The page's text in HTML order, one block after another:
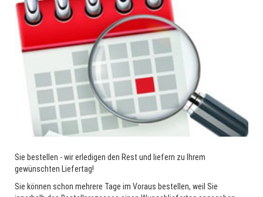
Sie bestellen - wir erledigen den Rest und liefern zu Ihrem
gewünschten Liefertag!
Sie können schon mehrere Tage im Voraus bestellen, weil Sie